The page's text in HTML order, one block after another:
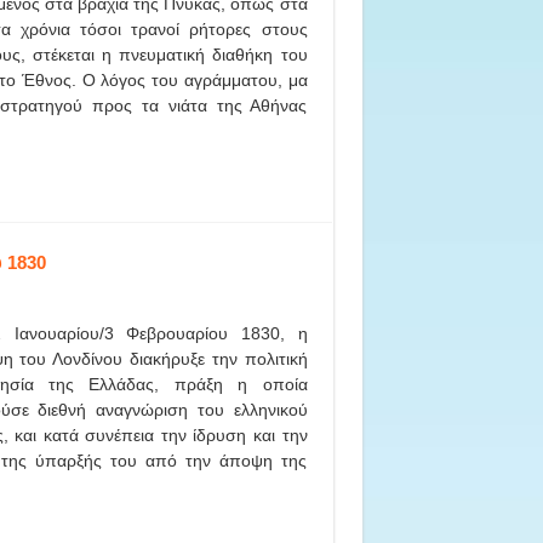
στα βράχια της Πνύκας, όπως στα
χρόνια τόσοι τρανοί ρήτορες στους
στέκεται η πνευματική διαθήκη του
Έθνος. Ο λόγος του αγράμματου, μα
προς τα νιάτα της Αθήνας
1830
Ιανουαρίου/3 Φεβρουαρίου 1830, η
του Λονδίνου διακήρυξε την πολιτική
της Ελλάδας, πράξη η οποία
διεθνή αναγνώριση του ελληνικού
και κατά συνέπεια την ίδρυση και την
της ύπαρξής του από την άποψη της